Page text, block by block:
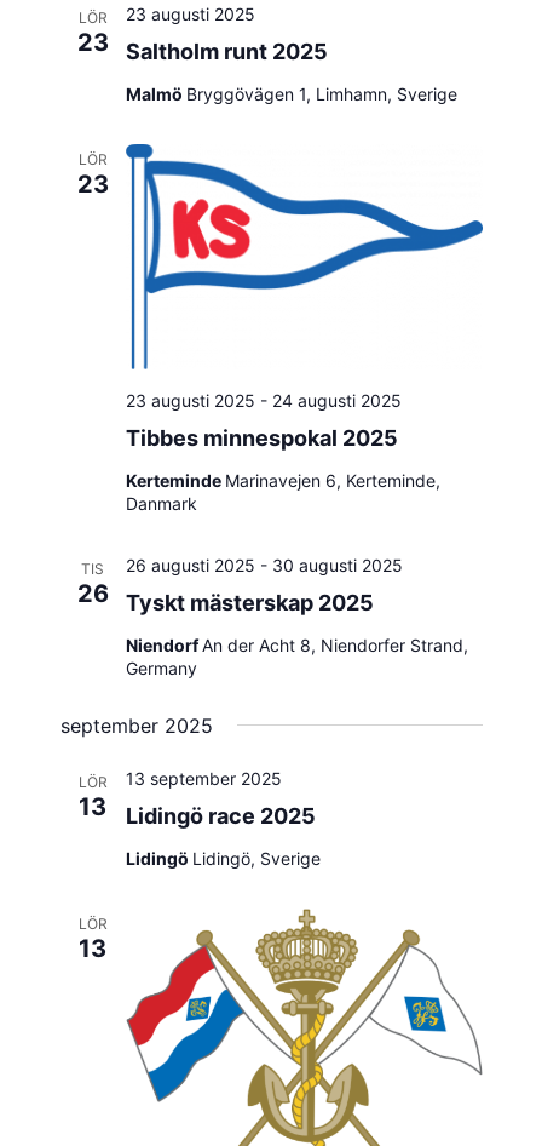
LÖR
23 Saltholm runt 2025
23 augusti 2025
Malmö Bryggövägen 1, Limhamn, Sverige
LÖR
23
Tibbes minnespokal 2025
23 augusti 2025 - 24 augusti 2025
Kerteminde Marinavejen 6, Kerteminde,
Danmark
TIS
26 Tyskt mästerskap 2025
26 augusti 2025 - 30 augusti 2025
NiendorfAn der Acht 8, Niendorfer Strand,
Germany
september 2025
LÖR
13 Lidingö race 2025
13 september 2025
Lidingö Lidingö, Sverige
LÖR
13